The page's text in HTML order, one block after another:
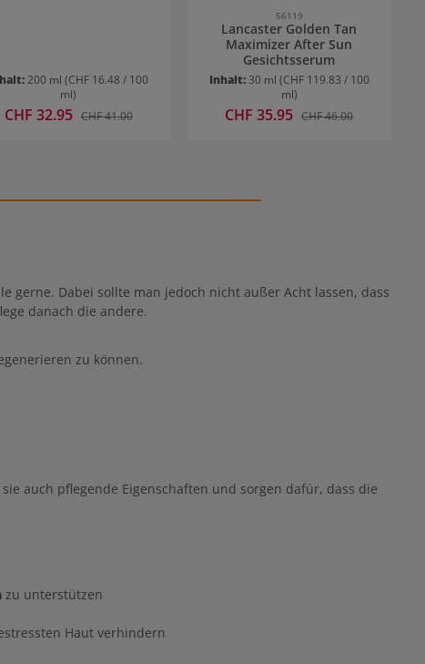
200 ml(CHF 16.48 / 100
ml)
Verkaufspreis:
CHF 32.95 Regulärer Preis:
CHF 41.00
56119
Lancaster Golden Tan
Maximizer After Sun
Gesichtsserum
Inhalt: 30 ml (CHF 119.83 / 100
ml)
Verkaufspreis:
CHF 35.95 Regulärer Preis:
CHF 46.00
gerne. Dabei sollte man jedoch nicht außer Acht lassen, dass
danach die andere.
zu können.
auch pflegende Eigenschaften und sorgen dafür, dass die
zu unterstützen
Haut verhindern